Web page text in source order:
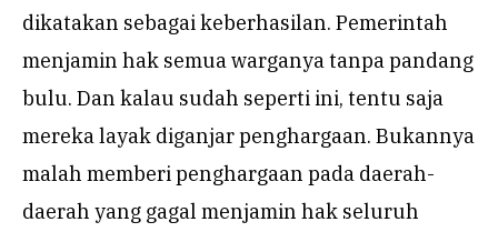
dikatakan sebagai keberhasilan. Pemerintah
menjamin hak semua warganya tanpa pandang
bulu. Dan kalau sudah seperti ini, tentu saja
mereka layak diganjar penghargaan. Bukannya
malah memberi penghargaan pada daerah-
daerah yang gagal menjamin hak seluruh